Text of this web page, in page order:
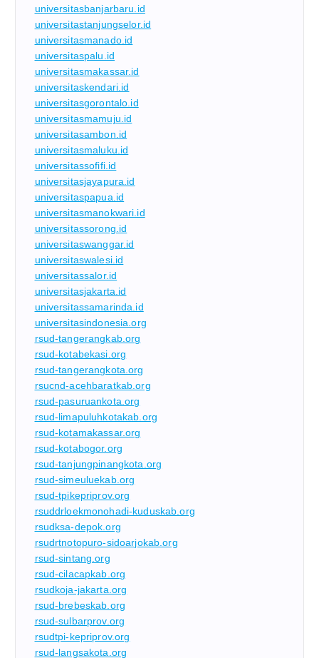
universitasbanjarbaru.id
universitastanjungselor.id
universitasmanado.id
universitaspalu.id
universitasmakassar.id
universitaskendari.id
universitasgorontalo.id
universitasmamuju.id
universitasambon.id
universitasmaluku.id
universitassofifi.id
universitasjayapura.id
universitaspapua.id
universitasmanokwari.id
universitassorong.id
universitaswanggar.id
universitaswalesi.id
universitassalor.id
universitasjakarta.id
universitassamarinda.id
universitasindonesia.org
rsud-tangerangkab.org
rsud-kotabekasi.org
rsud-tangerangkota.org
rsucnd-acehbaratkab.org
rsud-pasuruankota.org
rsud-limapuluhkotakab.org
rsud-kotamakassar.org
rsud-kotabogor.org
rsud-tanjungpinangkota.org
rsud-simeuluekab.org
rsud-tpikepriprov.org
rsuddrloekmonohadi-kuduskab.org
rsudksa-depok.org
rsudrtnotopuro-sidoarjokab.org
rsud-sintang.org
rsud-cilacapkab.org
rsudkoja-jakarta.org
rsud-brebeskab.org
rsud-sulbarprov.org
rsudtpi-kepriprov.org
rsud-langsakota.org